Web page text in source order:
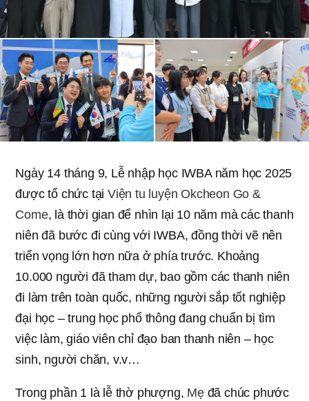
Ngày 14 tháng 9, Lễ nhập học IWBA năm học 2025
được tổ chức tại Viện tu luyện Okcheon Go &
Come, là thời gian để nhìn lại 10 năm mà các thanh
niên đã bước đi cùng với IWBA, đồng thời vẽ nên
triển vọng lớn hơn nữa ở phía trước. Khoảng
10.000 người đã tham dự, bao gồm các thanh niên
đi làm trên toàn quốc, những người sắp tốt nghiệp
đại học – trung học phổ thông đang chuẩn bị tìm
việc làm, giáo viên chỉ đạo ban thanh niên – học
sinh, người chăn, v.v…
Trong phần 1 là lễ thờ phượng, Mẹđã chúc phước